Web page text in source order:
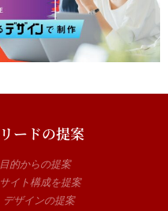
リードの提案
目的からの提案
サイト構成を提案
デザインの提案